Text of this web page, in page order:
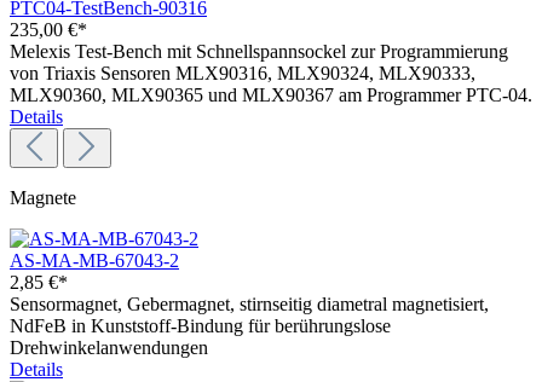
PTC04-TestBench-90316
235,00 €*
Melexis Test-Bench mit Schnellspannsockel zur Programmierung
von Triaxis Sensoren MLX90316, MLX90324, MLX90333,
MLX90360, MLX90365 und MLX90367 am Programmer PTC-04.
Details
Magnete
AS-MA-MB-67043-2
2,85 €*
Sensormagnet, Gebermagnet, stirnseitig diametral magnetisiert,
NdFeB in Kunststoff-Bindung für berührungslose
Drehwinkelanwendungen
Details